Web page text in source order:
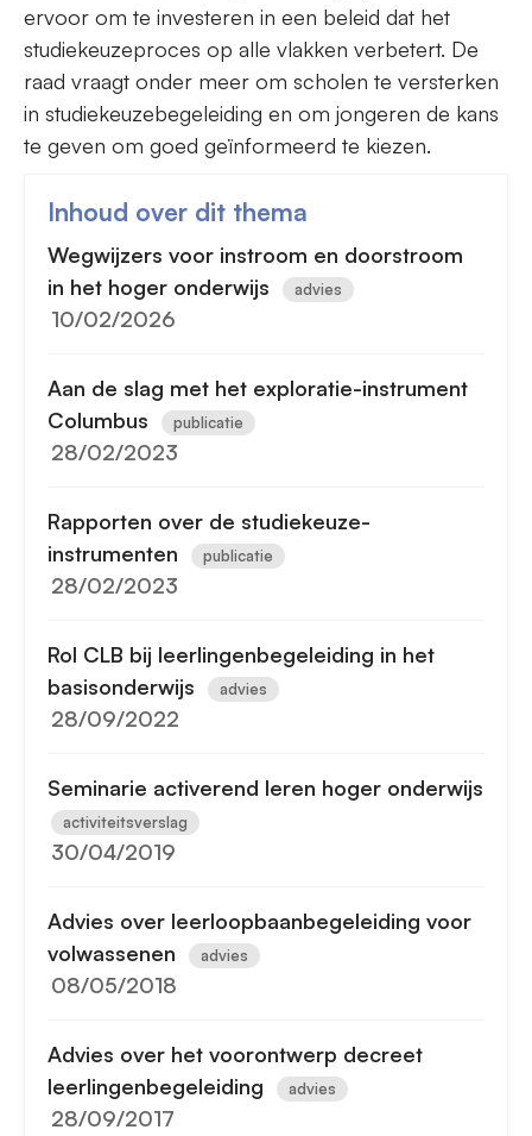
ervoor om te investeren in een beleid dat het
studiekeuzeproces op alle vlakken verbetert. De
raad vraagt onder meer om scholen te versterken
in studiekeuzebegeleiding en om jongeren de kans
te geven om goed geïnformeerd te kiezen.
Inhoud over dit thema
Wegwijzers voor instroom en doorstroom
in het hoger onderwijs
advies
10/02/2026
Aan de slag met het exploratie-instrument
Columbus
publicatie
28/02/2023
Rapporten over de studiekeuze-
instrumenten
publicatie
28/02/2023
Rol CLB bij leerlingenbegeleiding in het
basisonderwijs
advies
28/09/2022
Seminarie activerend leren hoger onderwijs
activiteitsverslag
30/04/2019
Advies over leerloopbaanbegeleiding voor
volwassenen
advies
08/05/2018
Advies over het voorontwerp decreet
leerlingenbegeleiding
advies
28/09/2017